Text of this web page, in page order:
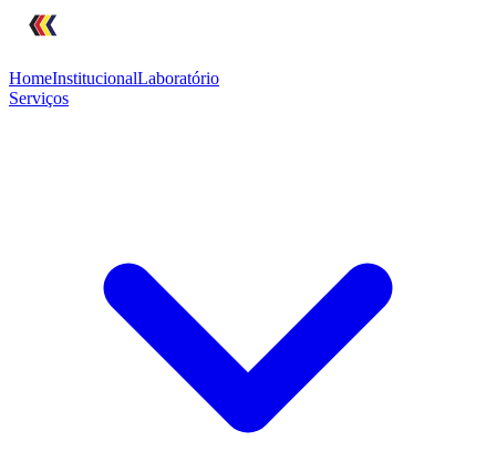
HomeInstitucionalLaboratório
Serviços